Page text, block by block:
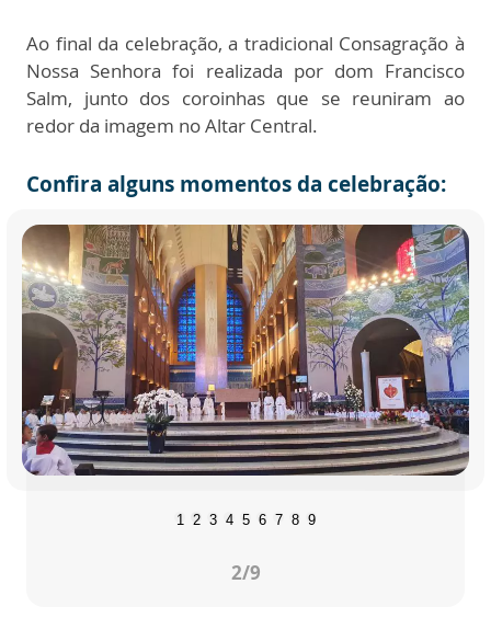
Ao final da celebração, a tradicional Consagração à
Nossa Senhora foi realizada por dom Francisco
Salm, junto dos coroinhas que se reuniram ao
redor da imagem no Altar Central.
Confira alguns momentos da celebração:
1 2 3 4 5 6 7 8 9
2/9